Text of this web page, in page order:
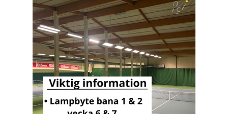
AKTIVITETER & LÄGER
SERIESPEL & TÄVLINGAR
TENNISSHOP
RACKET-STRÄNGNING